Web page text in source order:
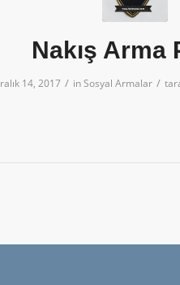
Nakış Arma
14, 2017 / inSosyal Armalar /